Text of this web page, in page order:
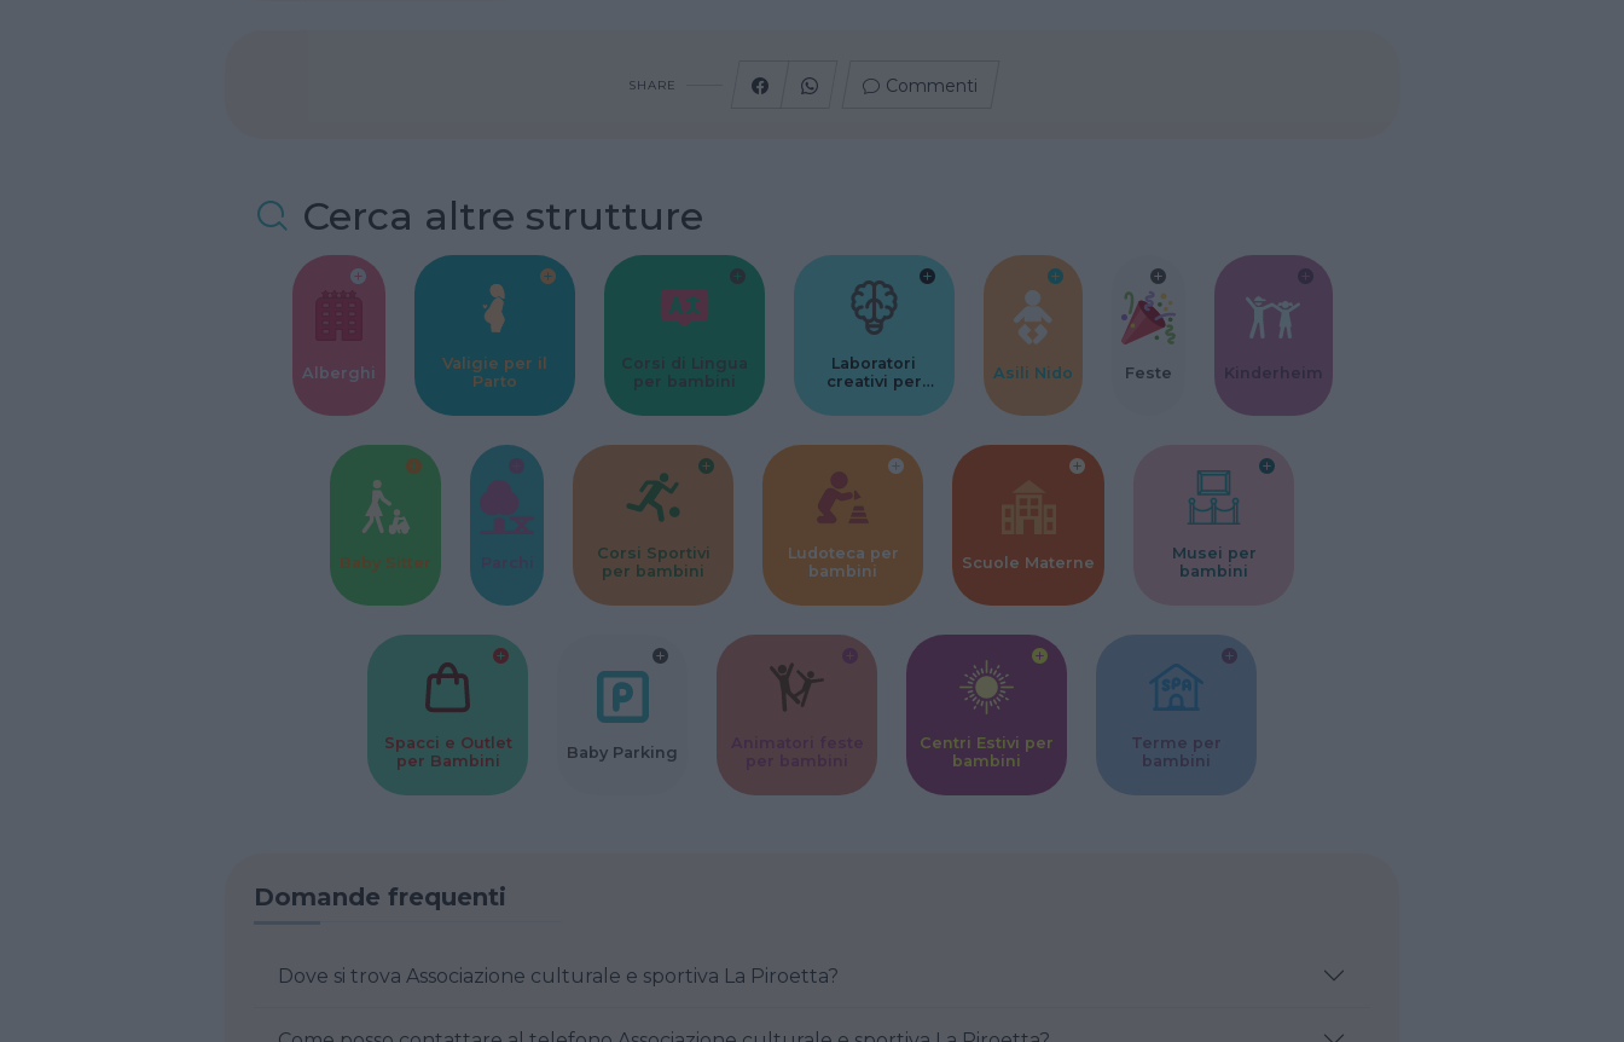
SHARE Commenti
Cerca altre strutture
Alberghi
Valigie per il
Parto
Corsi di Lingua
per bambini
Laboratori
creativi per
Asili Nido Feste Kinderheim
Baby Sitter Parchi
Corsi Sportivi
per bambini
Ludoteca per
bambini
Scuole Materne
Musei per
bambini
Spacci e Outlet
per Bambini
Baby Parking
Centri Estivi per
bambini
Terme per
bambini
Domande frequenti
Dove si trova Associazione culturale e sportiva La Piroetta?